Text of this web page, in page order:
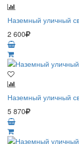
Наземный уличный
2 600
Наземный уличный
5 870